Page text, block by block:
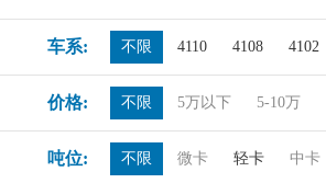
车系: 不限 4110 4108 4102
价格: 不限 5万以下 5-10万
吨位: 不限 微卡 轻卡 中卡